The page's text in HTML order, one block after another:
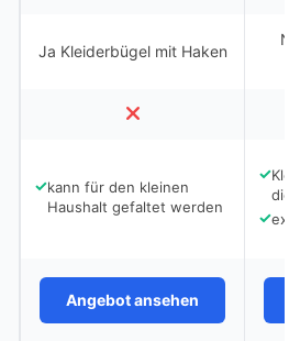
Ja Kleiderbügel mit Haken
✓kann für den kleinen
Haushalt gefaltet werden
✓
✓
Angebot ansehen